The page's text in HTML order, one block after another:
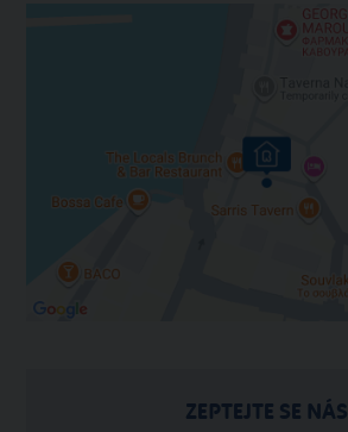
ZEPTEJTE SE NÁS